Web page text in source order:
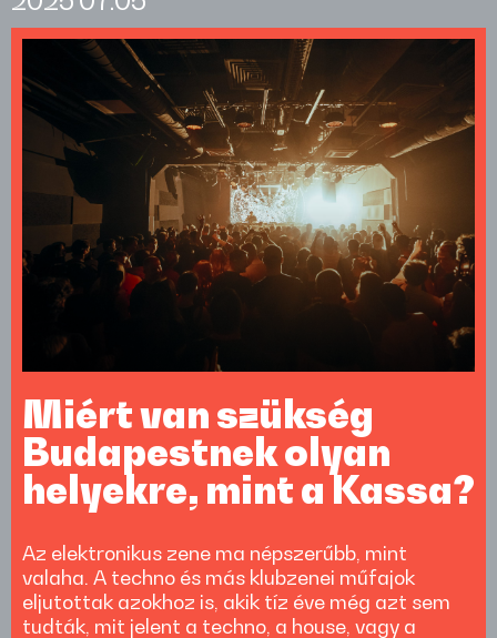
Miért van szükség
Budapestnek olyan
helyekre, mint a Kassa?
Az elektronikus zene ma népszerűbb, mint
valaha. A techno és más klubzenei műfajok
eljutottak azokhoz is, akik tíz éve még azt sem
tudták, mit jelent a techno, a house, vagy a